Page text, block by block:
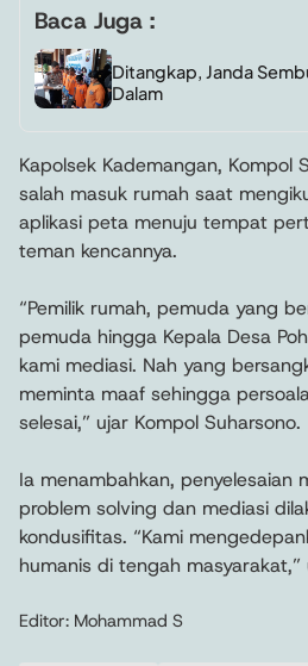
Baca Juga :
Ditangkap, Janda
Dalam
Kapolsek Kademangan, Kompol
salah masuk rumah saat
aplikasi peta menuju tempat
teman kencannya.
“Pemilik rumah, pemuda yang
pemuda hingga Kepala Desa
kami mediasi. Nah yang
meminta maaf sehingga
selesai,” ujar Kompol Suharsono.
Ia menambahkan, penyelesaian
problem solving dan mediasi
kondusifitas. “Kami
humanis di tengah masyarakat,”
Editor: Mohammad S